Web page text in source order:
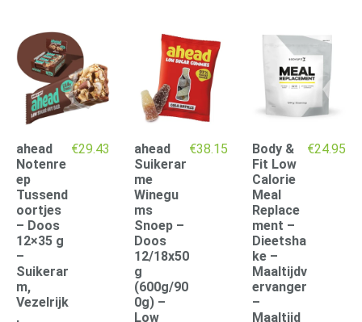
ahead
Notenre
ep
Tussend
oortjes
– Doos
12×35 g
–
Suikerar
m,
Vezelrijk
,
€29.43
ahead
Suikerar
me
Winegu
ms
Snoep –
Doos
12/18x50
g
(600g/90
0g) –
Low
€38.15
Body &
Fit Low
Calorie
Meal
Replace
ment –
Dieetsha
ke –
Maaltijdv
ervanger
–
Maaltijd
€24.95